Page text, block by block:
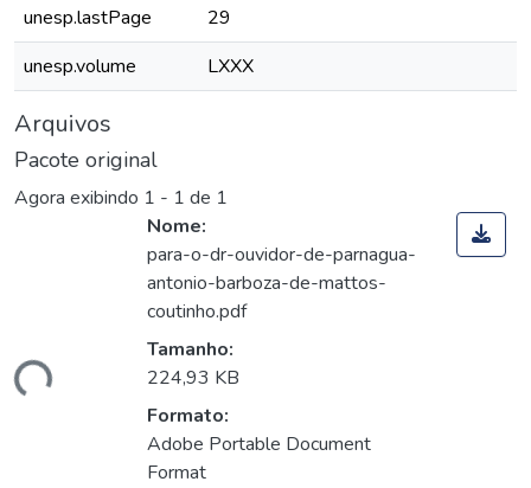
unesp.lastPage
29
unesp.volume
LXXX
Arquivos
Pacote original
Agora exibindo 1 - 1 de 1
Nome:
para-o-dr-ouvidor-de-parnagua-
antonio-barboza-de-mattos-
coutinho.pdf
Tamanho:
224,93 KB
Formato:
Adobe Portable Document
Format